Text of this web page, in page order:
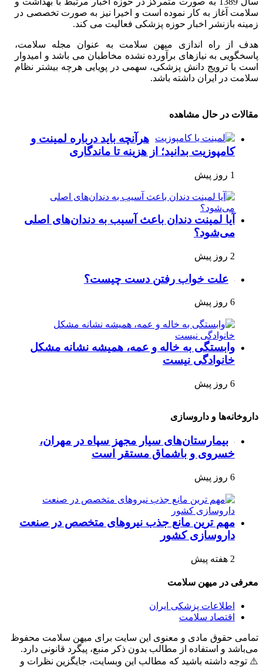
سلامت آغاز به کار نموده است و اخیرا نیز به صورت تخصصی در
زمینه بازنشر اخبار حوزه پزشکی فعالیت می کند.
هدف از راه اندازی میهن سلامت به عنوان مجله سلامت،
پاسخگویی به نیازهای برآورده نشده مخاطبان می باشد و امیدوار
است با ترویج دانش پزشکی، سهمی در پویایی هرچه بیشتر نظام
سلامت در ایران داشته باشد.
مقالات در حال مشاهده
هرآنچه باید درباره لمینت و
کامپوزیت بدانید؛ از هزینه تا ماندگاری
1 روز پیش
آیا لمینت دندان باعث آسیب به دندان‌های اصلی
می‌شود؟
2 روز پیش
علت خواب رفتن دست چیست؟
6 روز پیش
وابستگی به خاله و عمه، همیشه نشانه مشکل
خانوادگی نیست
6 روز پیش
داروخانه‌ها و داروسازی
بیمارستان‌های سیار مجهز سپاه در مهران،
خسروی و باشماق مستقر است
6 روز پیش
مهم ترین مانع جذب نیروهای متخصص در صنعت
داروسازی کشور
2 هفته پیش
معرفی در میهن سلامت
اطلاعات پزشکی ایران
اقتصاد سلامت
تمامی حقوق مادی و معنوی این سایت برای میهن سلامت محفوظ
می‌باشد و استفاده از مطالب بدون ذکر منبع، پیگرد قانونی دارد.
⚠️ توجه داشته باشید که مطالب این وبسایت، جایگزین نظرات و